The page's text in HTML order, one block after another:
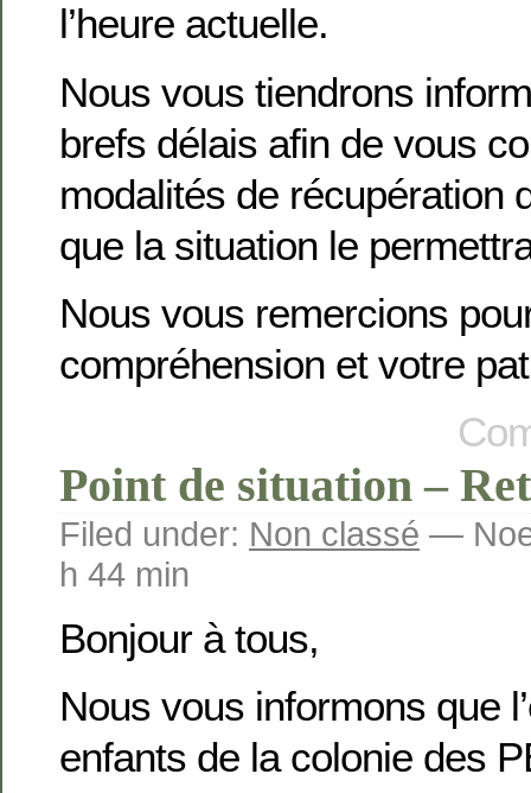
l’heure actuelle.
Nous vous tiendrons
brefs délais afin de vous
modalités de récupération
que la situation le
Nous vous remercions
compréhension et votre
Point de situation –
Filed under: Non classé —
h 44 min
Bonjour à tous,
Nous vous informons que
enfants de la colonie des